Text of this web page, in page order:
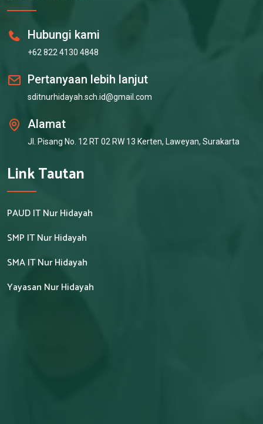
Hubungi kami
+62 822 4130 4848
Pertanyaan lebih lanjut
sditnurhidayah.sch.id@gmail.com
Alamat
Jl. Pisang No. 12 RT 02 RW 13 Kerten, Laweyan, Surakarta
Link Tautan
PAUD IT Nur Hidayah
SMP IT Nur Hidayah
SMA IT Nur Hidayah
Yayasan Nur Hidayah